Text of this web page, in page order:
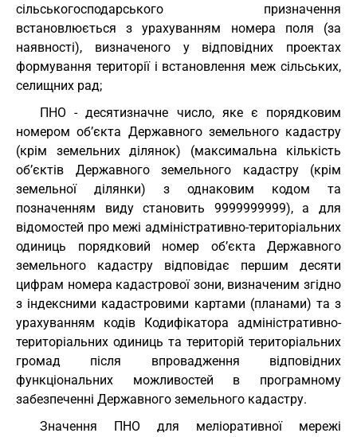
сільськогосподарського призначення
встановлюється з урахуванням номера поля (за
наявності), визначеного у відповідних проектах
формування території і встановлення меж сільських,
селищних рад;
ПНО - десятизначне число, яке є порядковим
номером об’єкта Державного земельного кадастру
(крім земельних ділянок) (максимальна кількість
об’єктів Державного земельного кадастру (крім
земельної ділянки) з однаковим кодом та
позначенням виду становить 9999999999), а для
відомостей про межі адміністративно-територіальних
одиниць порядковий номер об’єкта Державного
земельного кадастру відповідає першим десяти
цифрам номера кадастрової зони, визначеним згідно
з індексними кадастровими картами (планами) та з
урахуванням кодів Кодифікатора адміністративно-
територіальних одиниць та територій територіальних
громад після впровадження відповідних
функціональних можливостей в програмному
забезпеченні Державного земельного кадастру.
Значення ПНО для меліоративної мережі